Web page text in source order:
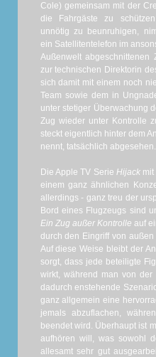
Cole) gemeinsam mit der
die Fahrgäste zu
unnötig zu beunruhigen,
ein Satellitentelefon im
Außenwelt abgeschnittenen
zur technischen Direktorin
sich damit mit einem noch
Team sowie dem in
unter stetiger Überwachung
Zug wieder unter Kontrolle
steckt eigentlich hinter dem
nennt, tatsächlich
Die Apple TV SerieHijack
einem ganz ähnlichen
allerdings - ganz treu der
Bord eines Flugzeugs sind
Ein Zug außer Kontrolle auf
durch den Eingriff von
Auf diese Weise bleibt der
sorgt, dass jede beteiligte
wirkt, während man von
dadurch enstehende
ganz allgemein eine
jemals abzuflachen,
beendet wird. Überhaupt ist
aufhören will, was sowohl
allesamt sehr gut